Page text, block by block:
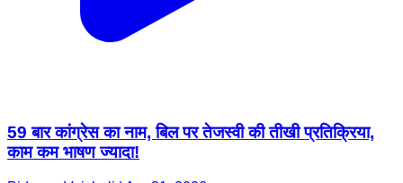
59 बार कांग्रेस का नाम, बिल पर तेजस्वी की तीखी प्रतिक्रिया,
काम कम भाषण ज्यादा!